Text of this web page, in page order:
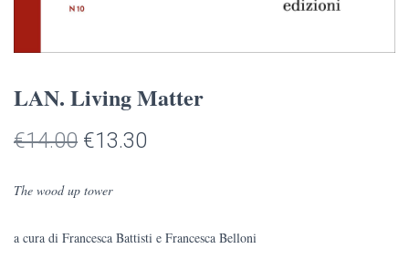
LAN. Living Matter
€14.00 Il
era:
€13.30
è:
The wood up tower
a cura di Francesca Battisti e Francesca Belloni